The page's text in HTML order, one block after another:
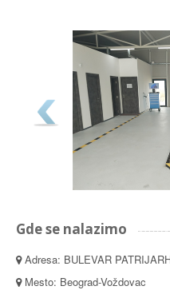
Gde se nalazimo
Adresa: BULEVAR
Mesto: Beograd-Voždovac